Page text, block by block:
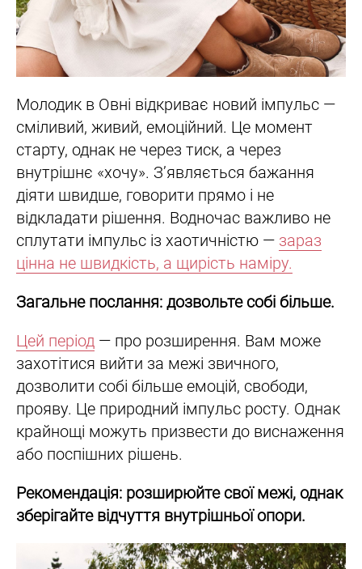
Молодик в Овні відкриває новий імпульс —
сміливий, живий, емоційний. Це момент
старту, однак не через тиск, а через
внутрішнє «хочу». З’являється бажання
діяти швидше, говорити прямо і не
відкладати рішення. Водночас важливо не
сплутати імпульс із хаотичністю — зараз
цінна не швидкість, а щирість наміру.
Загальне послання: дозвольте собі більше.
Цей період — про розширення. Вам може
захотітися вийти за межі звичного,
дозволити собі більше емоцій, свободи,
прояву. Це природний імпульс росту. Однак
крайнощі можуть призвести до виснаження
або поспішних рішень.
Рекомендація: розширюйте свої межі, однак
зберігайте відчуття внутрішньої опори.